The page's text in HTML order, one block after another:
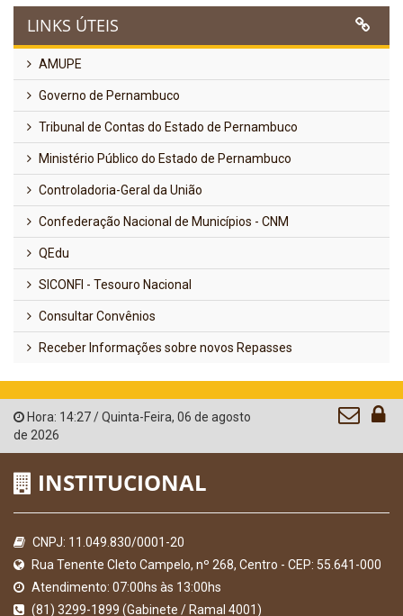
LINKS ÚTEIS
AMUPE
Governo de Pernambuco
Tribunal de Contas do Estado de Pernambuco
Ministério Público do Estado de Pernambuco
Controladoria-Geral da União
Confederação Nacional de Municípios - CNM
QEdu
SICONFI - Tesouro Nacional
Consultar Convênios
Receber Informações sobre novos Repasses
Hora: 14:27/Quinta-Feira, 06 de agosto
de 2026
INSTITUCIONAL
CNPJ: 11.049.830/0001-20
Rua Tenente Cleto Campelo, nº 268, Centro - CEP: 55.641-000
Atendimento: 07:00hs às 13:00hs
(81) 3299-1899 (Gabinete / Ramal 4001)